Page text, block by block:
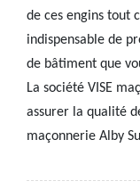
de ces engins tout
indispensable de
de bâtiment que
La société VISE
assurer la qualité
maçonnerie Alby